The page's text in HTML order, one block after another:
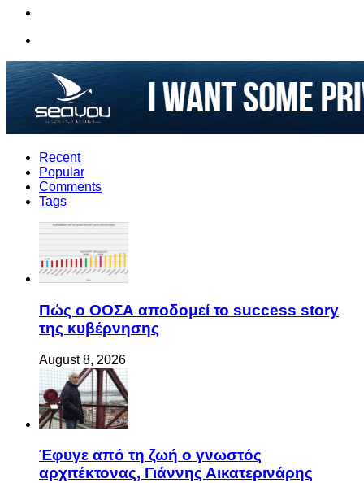
Recent
Popular
Comments
Tags
Πώς ο ΟΟΣΑ αποδομεί το success story
της κυβέρνησης
August 8, 2026
Έφυγε από τη ζωή ο γνωστός
αρχιτέκτονας, Γιάννης Αικατερινάρης